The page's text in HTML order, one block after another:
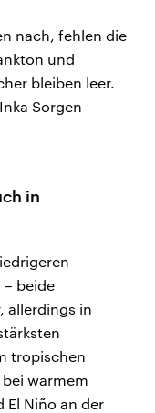
nach, fehlen die
und
bleiben leer.
Sorgen
in
– beide
allerdings in
tropischen
warmem
El Niño an der